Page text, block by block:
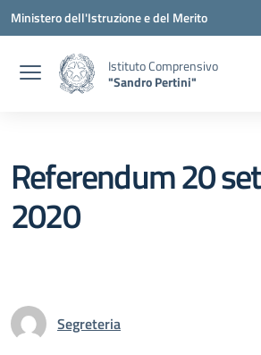
Vai ai contenuti
Vai al menu di navigazione
Vai al footer
Ministero dell'Istruzione e del Merito
Istituto Comprensivo
"Sandro Pertini"
Referendum 20
2020
Segreteria